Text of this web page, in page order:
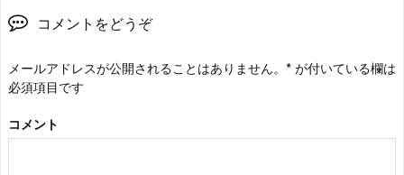
コメントをどうぞ
メールアドレスが公開されることはありません。 * が付いている欄は
必須項目です
コメント